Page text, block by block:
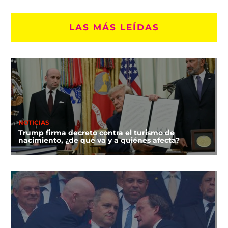
LAS MÁS LEÍDAS
NOTICIAS
Trump firma decreto contra el turismo de
nacimiento, ¿de qué va y a quiénes afecta?